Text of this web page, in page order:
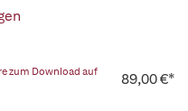
zum Download auf
89,00 €*